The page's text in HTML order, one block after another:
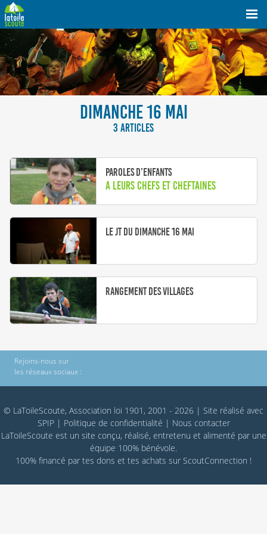
DIMANCHE 16 MAI
3 ARTICLES
Paroles d’Enfants
A leurs chefs et cheftaines
Le JT du dimanche 16 mai
Rangement des villages
Rejoins-nous sur
les réseaux sociaux :
© LaToileScoute, Association loi 1901, 2001 - 2026 | Site réalisé avec
SPIP| Politique de confidentialité | Nous contacter
LaToileScoute est un site conçu, réalisé, entretenu et alimenté par une
équipe 100% bénévole.
100% financé par tes dons et tes achats sur ScoutConnection !